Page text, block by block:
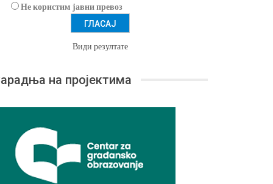
Не користим јавни превоз
Види резултате
на пројектима